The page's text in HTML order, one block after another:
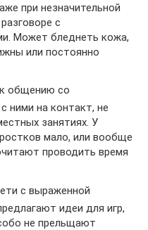
при незначительной
с
Может бледнеть кожа,
или постоянно
общению со
ними на контакт, не
занятиях. У
мало, или вообще
проводить время
с выраженной
идеи для игр,
не прельщают